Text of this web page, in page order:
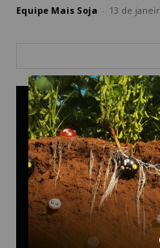
Equipe Mais Soja 13 de